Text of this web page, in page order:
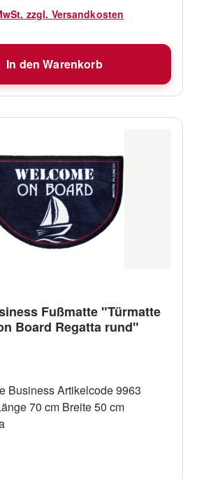
zzgl. Versandkosten
In den Warenkorb
Fußmatte "Türmatte
Board Regatta rund"
Artikelcode 9963